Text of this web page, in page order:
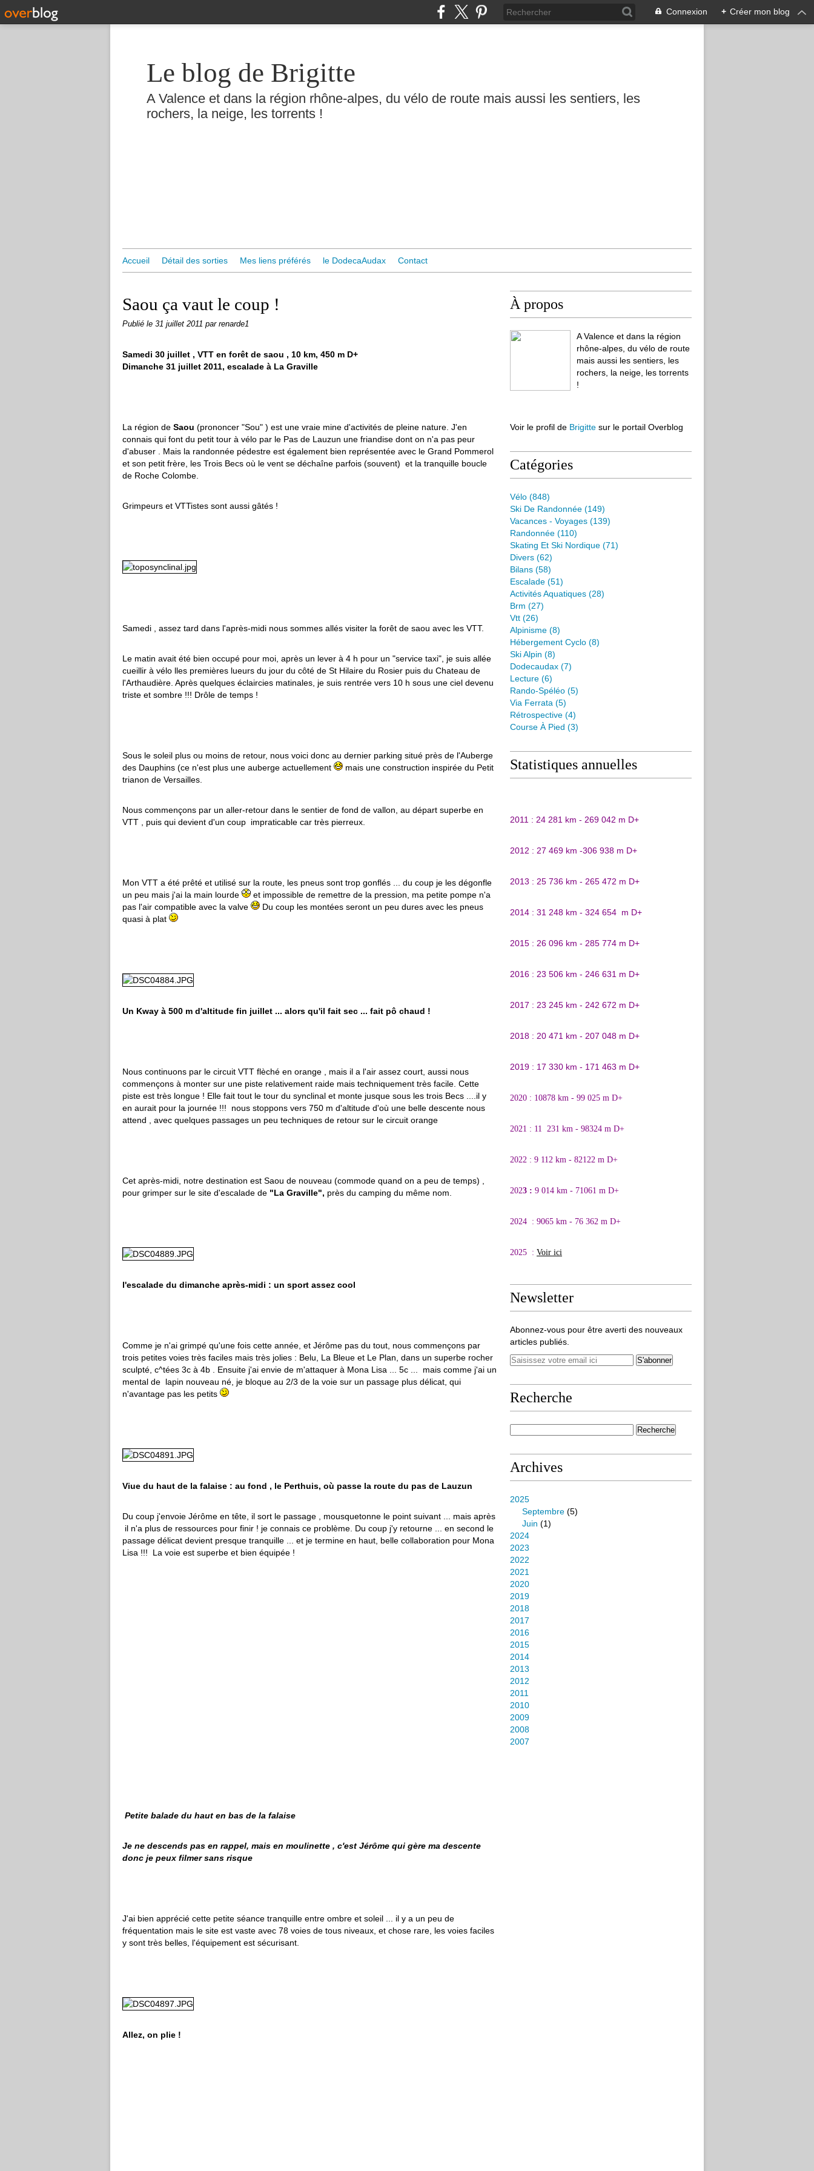
Connexion + Créer mon blog
Le blog de Brigitte
A Valence et dans la région rhône-alpes, du vélo de route mais aussi les sentiers, les
rochers, la neige, les torrents !
Accueil Détail des sorties Mes liens préférés le DodecaAudax Contact
Saou ça vaut le coup !
Publié le 31 juillet 2011 par renarde1
Samedi 30 juillet , VTT en forêt de saou , 10 km, 450 m D+
Dimanche 31 juillet 2011, escalade à La Graville
La région de Saou (prononcer "Sou" ) est une vraie mine d'activités de pleine nature. J'en
connais qui font du petit tour à vélo par le Pas de Lauzun une friandise dont on n'a pas peur
d'abuser . Mais la randonnée pédestre est également bien représentée avec le Grand Pommerol
et son petit frère, les Trois Becs où le vent se déchaîne parfois (souvent) et la tranquille boucle
de Roche Colombe.
Grimpeurs et VTTistes sont aussi gâtés !
Samedi , assez tard dans l'après-midi nous sommes allés visiter la forêt de saou avec les VTT.
Le matin avait été bien occupé pour moi, après un lever à 4 h pour un "service taxi", je suis allée
cueillir à vélo lles premières lueurs du jour du côté de St Hilaire du Rosier puis du Chateau de
l'Arthaudière. Après quelques éclaircies matinales, je suis rentrée vers 10 h sous une ciel devenu
triste et sombre !!! Drôle de temps !
Sous le soleil plus ou moins de retour, nous voici donc au dernier parking situé près de l'Auberge
des Dauphins (ce n'est plus une auberge actuellement
mais une construction inspirée du Petit
trianon de Versailles.
Nous commençons par un aller-retour dans le sentier de fond de vallon, au départ superbe en
VTT , puis qui devient d'un coup impraticable car très pierreux.
Mon VTT a été prêté et utilisé sur la route, les pneus sont trop gonflés ... du coup je les dégonfle
un peu mais j'ai la main lourde
et impossible de remettre de la pression, ma petite pompe n'a
pas l'air compatible avec la valve
Du coup les montées seront un peu dures avec les pneus
quasi à plat
Un Kway à 500 m d'altitude fin juillet ... alors qu'il fait sec ... fait pô chaud !
Nous continuons par le circuit VTT flèché en orange , mais il a l'air assez court, aussi nous
commençons à monter sur une piste relativement raide mais techniquement très facile. Cette
piste est très longue ! Elle fait tout le tour du synclinal et monte jusque sous les trois Becs ....il y
en aurait pour la journée !!! nous stoppons vers 750 m d'altitude d'où une belle descente nous
attend , avec quelques passages un peu techniques de retour sur le circuit orange
Cet après-midi, notre destination est Saou de nouveau (commode quand on a peu de temps) ,
pour grimper sur le site d'escalade de "La Graville", près du camping du même nom.
l'escalade du dimanche après-midi : un sport assez cool
Comme je n'ai grimpé qu'une fois cette année, et Jérôme pas du tout, nous commençons par
trois petites voies très faciles mais très jolies : Belu, La Bleue et Le Plan, dans un superbe rocher
sculpté, c^tées 3c à 4b . Ensuite j'ai envie de m'attaquer à Mona Lisa ... 5c ... mais comme j'ai un
mental de lapin nouveau né, je bloque au 2/3 de la voie sur un passage plus délicat, qui
n'avantage pas les petits
Viue du haut de la falaise : au fond , le Perthuis, où passe la route du pas de Lauzun
Du coup j'envoie Jérôme en tête, il sort le passage , mousquetonne le point suivant ... mais après
il n'a plus de ressources pour finir ! je connais ce problème. Du coup j'y retourne ... en second le
passage délicat devient presque tranquille ... et je termine en haut, belle collaboration pour Mona
Lisa !!! La voie est superbe et bien équipée !
Petite balade du haut en bas de la falaise
Je ne descends pas en rappel, mais en moulinette , c'est Jérôme qui gère ma descente
donc je peux filmer sans risque
J'ai bien apprécié cette petite séance tranquille entre ombre et soleil ... il y a un peu de
fréquentation mais le site est vaste avec 78 voies de tous niveaux, et chose rare, les voies faciles
y sont très belles, l'équipement est sécurisant.
Allez, on plie !
À propos
A Valence et dans la région
rhône-alpes, du vélo de route
mais aussi les sentiers, les
rochers, la neige, les torrents
!
Voir le profil de Brigitte sur le portail Overblog
Catégories
Vélo (848)
Ski De Randonnée (149)
Vacances - Voyages (139)
Randonnée (110)
Skating Et Ski Nordique (71)
Divers (62)
Bilans (58)
Escalade (51)
Activités Aquatiques (28)
Brm (27)
Vtt (26)
Alpinisme (8)
Hébergement Cyclo (8)
Ski Alpin (8)
Dodecaudax (7)
Lecture (6)
Rando-Spéléo (5)
Via Ferrata (5)
Rétrospective (4)
Course À Pied (3)
Statistiques annuelles
2011 : 24 281 km - 269 042 m D+
2012 : 27 469 km -306 938 m D+
2013 : 25 736 km - 265 472 m D+
2014 : 31 248 km - 324 654 m D+
2015 : 26 096 km - 285 774 m D+
2016 : 23 506 km - 246 631 m D+
2017 : 23 245 km - 242 672 m D+
2018 : 20 471 km - 207 048 m D+
2019 : 17 330 km - 171 463 m D+
2020 : 10878 km - 99 025 m D+
2021 : 11 231 km - 98324 m D+
2022 : 9 112 km - 82122 m D+
2023 : 9 014 km - 71061 m D+
2024 : 9065 km - 76 362 m D+
2025 : Voir ici
Newsletter
Abonnez-vous pour être averti des nouveaux
articles publiés.
Recherche
Archives
2025
Septembre (5)
Juin (1)
2024
2023
2022
2021
2020
2019
2018
2017
2016
2015
2014
2013
2012
2011
2010
2009
2008
2007